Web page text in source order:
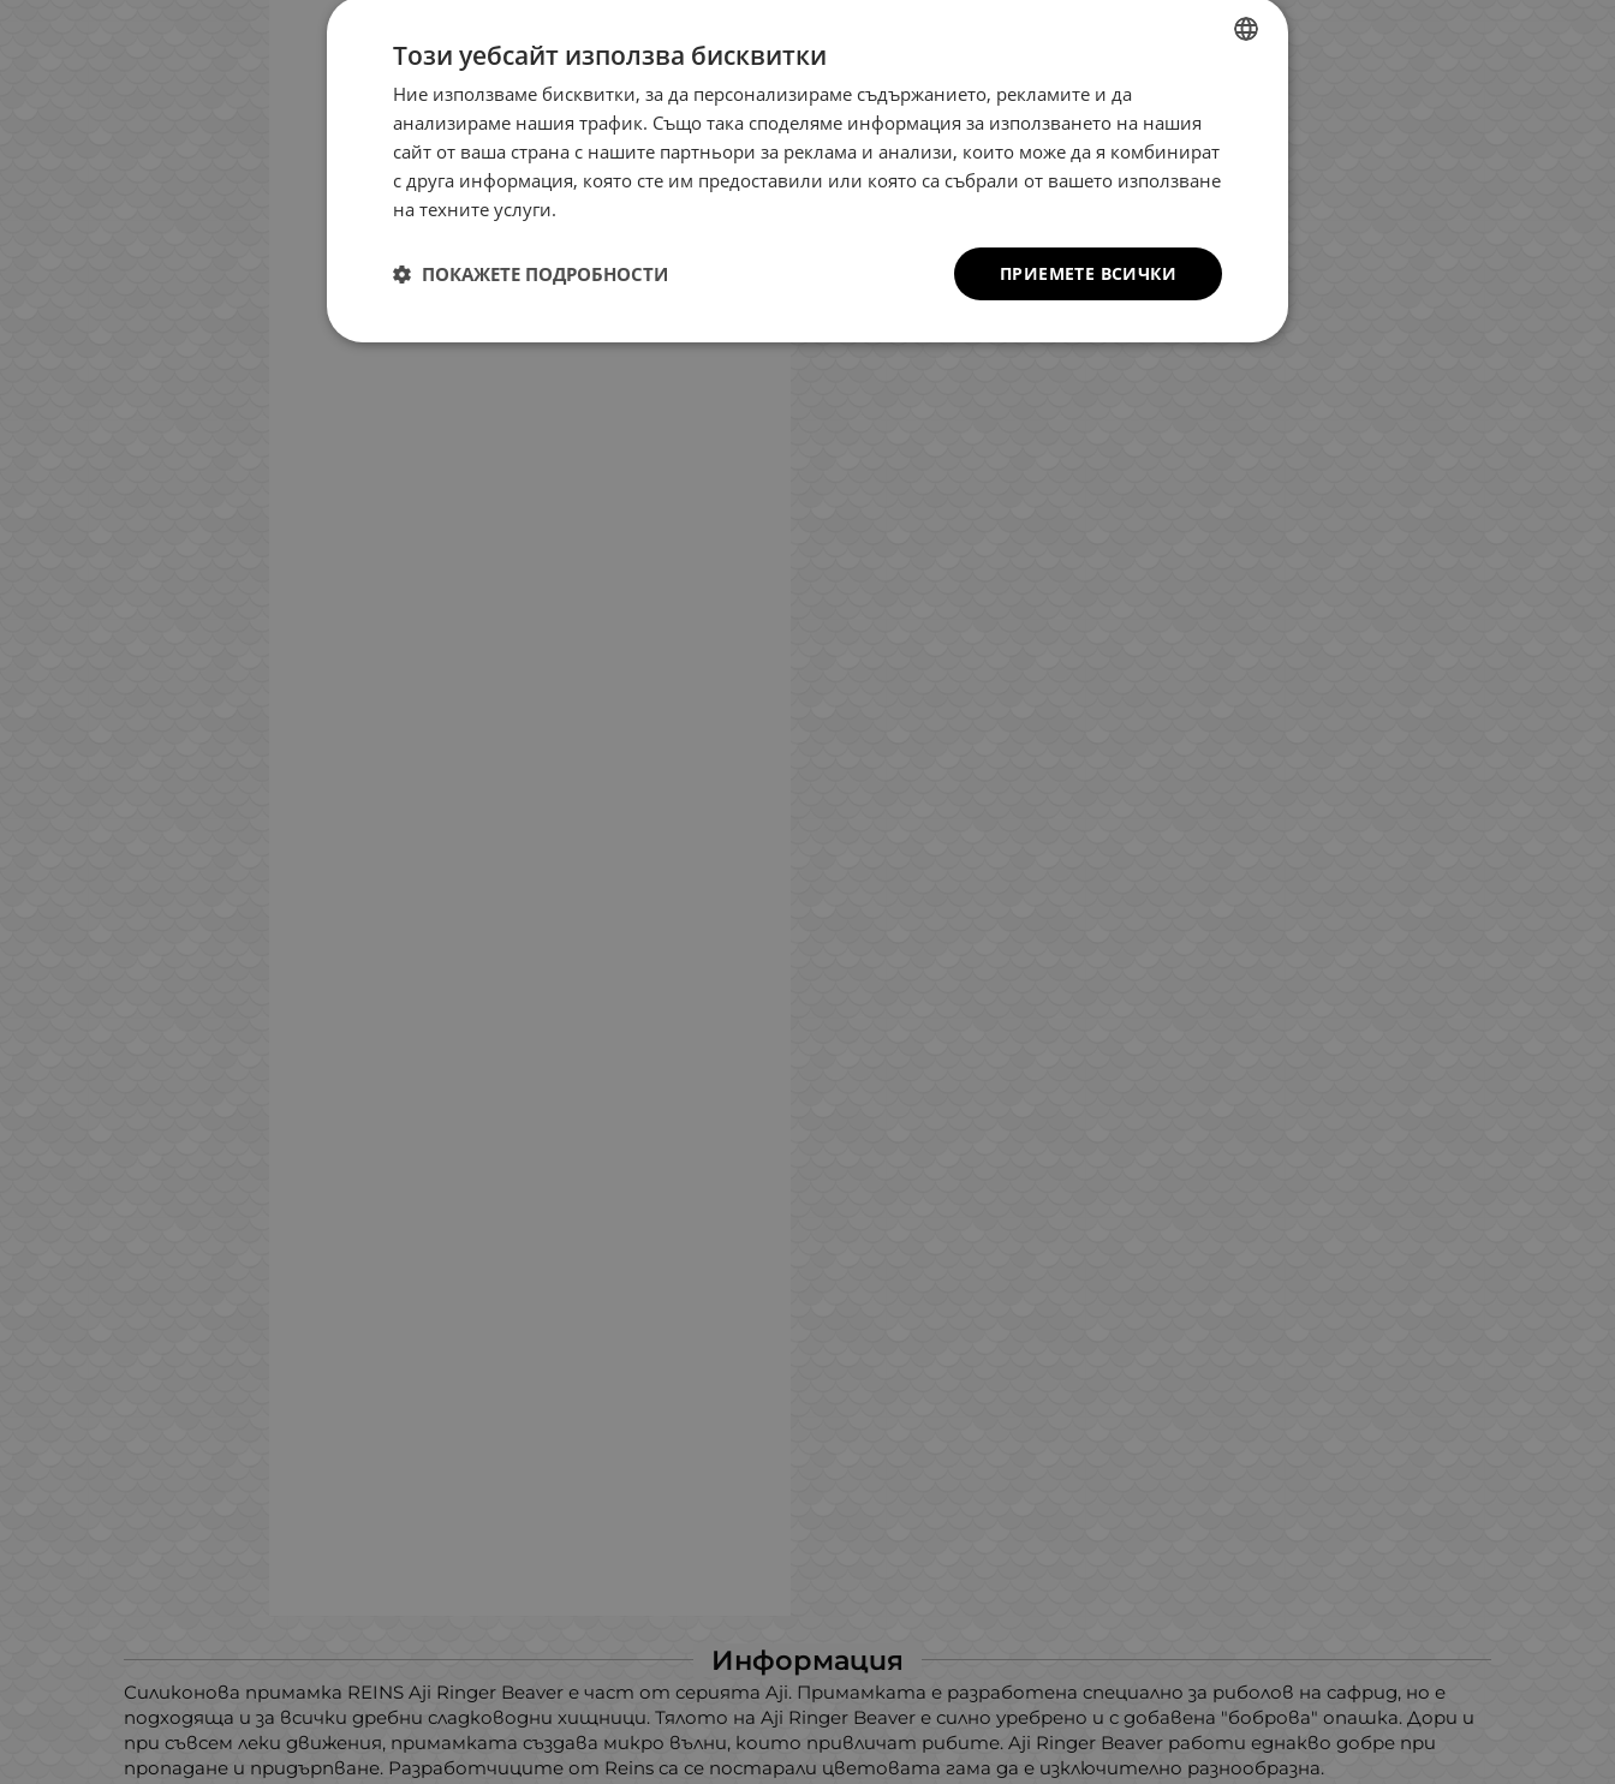
Информация
Силиконова примамка REINS Aji Ringer Beaver е част от серията Aji. Примамката е разработена специално за риболов на сафрид, но е
подходяща и за всички дребни сладководни хищници. Тялото на Aji Ringer Beaver е силно уребрено и с добавена "боброва" опашка. Дори и
при съвсем леки движения, примамката създава микро вълни, които привличат рибите. Aji Ringer Beaver работи еднакво добре при
пропадане и придърпване. Разработчиците от Reins са се постарали цветовата гама да е изключително разнообразна.
ENGLISH
Този уебсайт използва бисквитки
Ние използваме бисквитки, за да персонализираме съдържанието, рекламите и да
анализираме нашия трафик. Също така споделяме информация за използването на нашия
сайт от ваша страна с нашите партньори за реклама и анализи, които може да я комбинират
с друга информация, която сте им предоставили или която са събрали от вашето използване
на техните услуги.
ПРИЕМЕТЕ ВСИЧКИ
ПОКАЖЕТЕ ПОДРОБНОСТИ